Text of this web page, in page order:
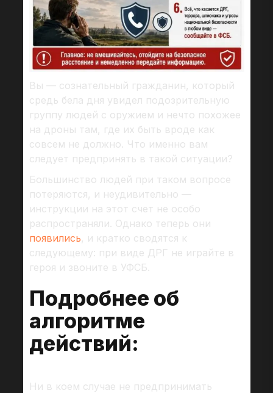
Вы — сознательный гражданин, который
средь бела дня увидел подозрительную
группу людей с оружием и нечто похожее
на дроны там, где их быть вроде как
совсем не должно. Что именно вам
следует предпринять в такой ситуации?
Большинство людей при таком вопросе
потеряются, и неудивительно —
инструкции на этот счет не особо
распространяли. Однако теперь они
появились, и кратко сводятся к
следующему: при виде ДРГ не играйте в
героя и звоните в УФСБ.
Подробнее об
алгоритме
действий:
Ни в коем случае не предпринимать